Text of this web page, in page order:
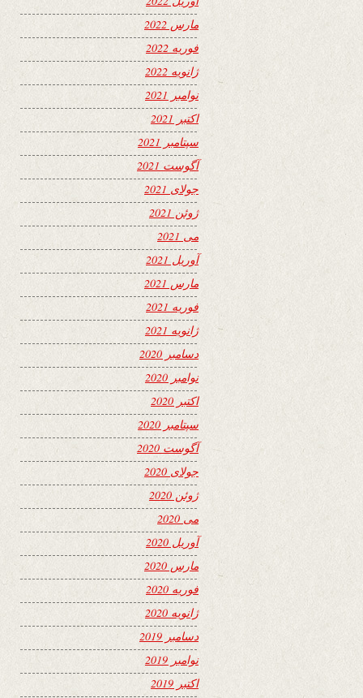
مارس 2022
فوریه 2022
ژانویه 2022
نوامبر 2021
اکتبر 2021
سپتامبر 2021
آگوست 2021
جولای 2021
ژوئن 2021
می 2021
آوریل 2021
مارس 2021
فوریه 2021
ژانویه 2021
دسامبر 2020
نوامبر 2020
اکتبر 2020
سپتامبر 2020
آگوست 2020
جولای 2020
ژوئن 2020
می 2020
آوریل 2020
مارس 2020
فوریه 2020
ژانویه 2020
دسامبر 2019
نوامبر 2019
اکتبر 2019